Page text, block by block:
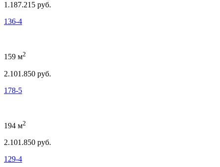
1.187.215 руб.
136-4
159 м2
2.101.850 руб.
178-5
194 м2
2.101.850 руб.
129-4